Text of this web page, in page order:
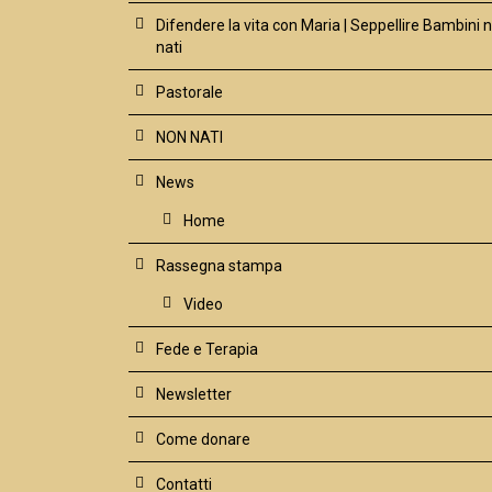
Difendere la vita con Maria | Seppellire Bambini
nati
Pastorale
NON NATI
News
Home
Rassegna stampa
Video
Fede e Terapia
Newsletter
Come donare
Contatti